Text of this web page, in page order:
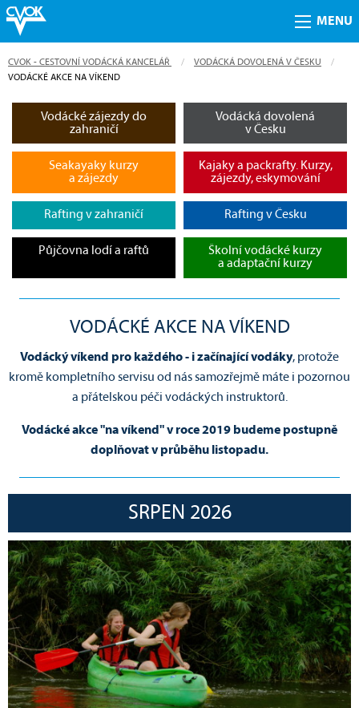
MENU
CVOK - CESTOVNÍ VODÁCKÁ KANCELÁŘ
VODÁCKÁ DOVOLENÁ V ČESKU
CURRENT:
VODÁCKÉ AKCE NA VÍKEND
Vodácké zájezdy do
zahraničí
Vodácká dovolená
v Česku
Seakayaky kurzy
a zájezdy
Kajaky a packrafty. Kurzy,
zájezdy, eskymování
Rafting v zahraničí Rafting v Česku
Půjčovna lodí a raftů
Školní vodácké kurzy
a adaptační kurzy
VODÁCKÉ AKCE NA VÍKEND
Vodácký víkend pro každého - i začínající vodáky, protože
kromě kompletního servisu od nás samozřejmě máte i pozornou
a přátelskou péči vodáckých instruktorů.
Vodácké akce "na víkend" v roce 2019 budeme postupně
doplňovat v průběhu listopadu.
SRPEN 2026